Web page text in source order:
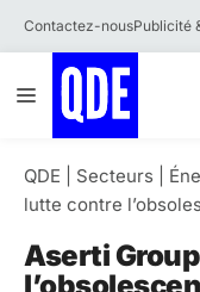
Contactez-nousPublicité
au
contenu
Menu
QDE Secteurs
lutte contre
Aserti